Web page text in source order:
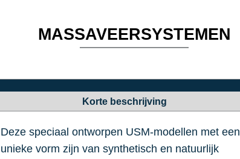
MASSAVEERSYSTEMEN
Korte beschrijving
Deze speciaal ontworpen USM-modellen met een
unieke vorm zijn van synthetisch en natuurlijk